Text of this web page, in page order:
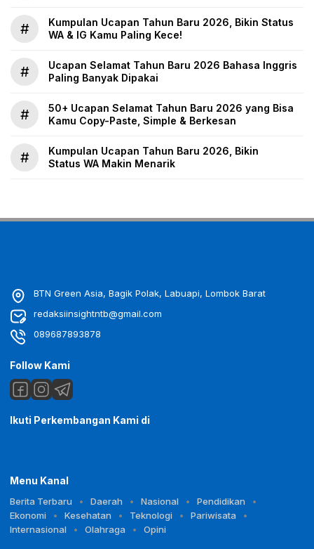
#
Kumpulan Ucapan Tahun Baru 2026, Bikin Status
WA & IG Kamu Paling Kece!
#
Ucapan Selamat Tahun Baru 2026 Bahasa Inggris
Paling Banyak Dipakai
#
50+ Ucapan Selamat Tahun Baru 2026 yang Bisa
Kamu Copy-Paste, Simple & Berkesan
#
Kumpulan Ucapan Tahun Baru 2026, Bikin
Status WA Makin Menarik
BTN Green Asia, Bagik Polak, Labuapi, Lombok Barat
redaksiinsightntb@gmail.com
089687893878
Follow Kami
Ikuti Perkembangan Kami di
Menu Kanal
Berita Terbaru Daerah Nasional
Pendidikan
Ekonomi
Kesehatan Teknologi
Pariwisata
Internasional
Olahraga Opini